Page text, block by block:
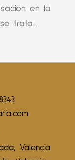
en la
trata...
Valencia